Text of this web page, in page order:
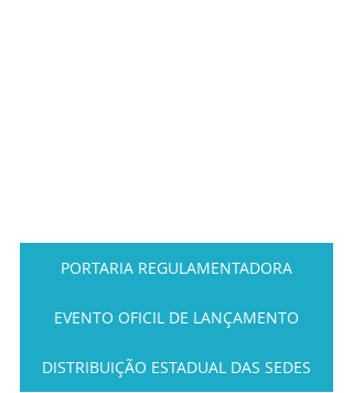
PORTARIA REGULAMENTADORA
EVENTO OFICIL DE LANÇAMENTO
DISTRIBUIÇÃO ESTADUAL DAS SEDES